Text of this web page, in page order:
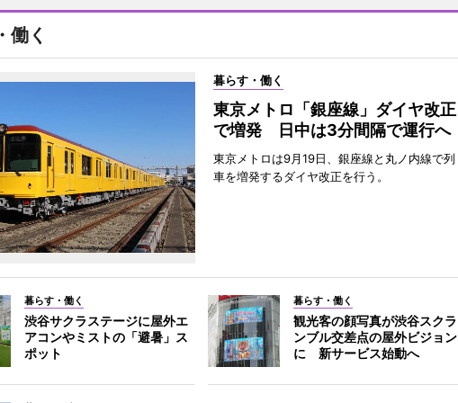
働く
暮らす・働く
東京メトロ「銀座線」ダイヤ改正
で増発 日中は3分間隔で運行へ
東京メトロは9月19日、銀座線と丸ノ内線で列
車を増発するダイヤ改正を行う。
暮らす・働く
渋谷サクラステージに屋外エ
アコンやミストの「避暑」ス
ポット
暮らす・働く
観光客の顔写真が渋谷スクラ
ンブル交差点の屋外ビジョン
に 新サービス始動へ